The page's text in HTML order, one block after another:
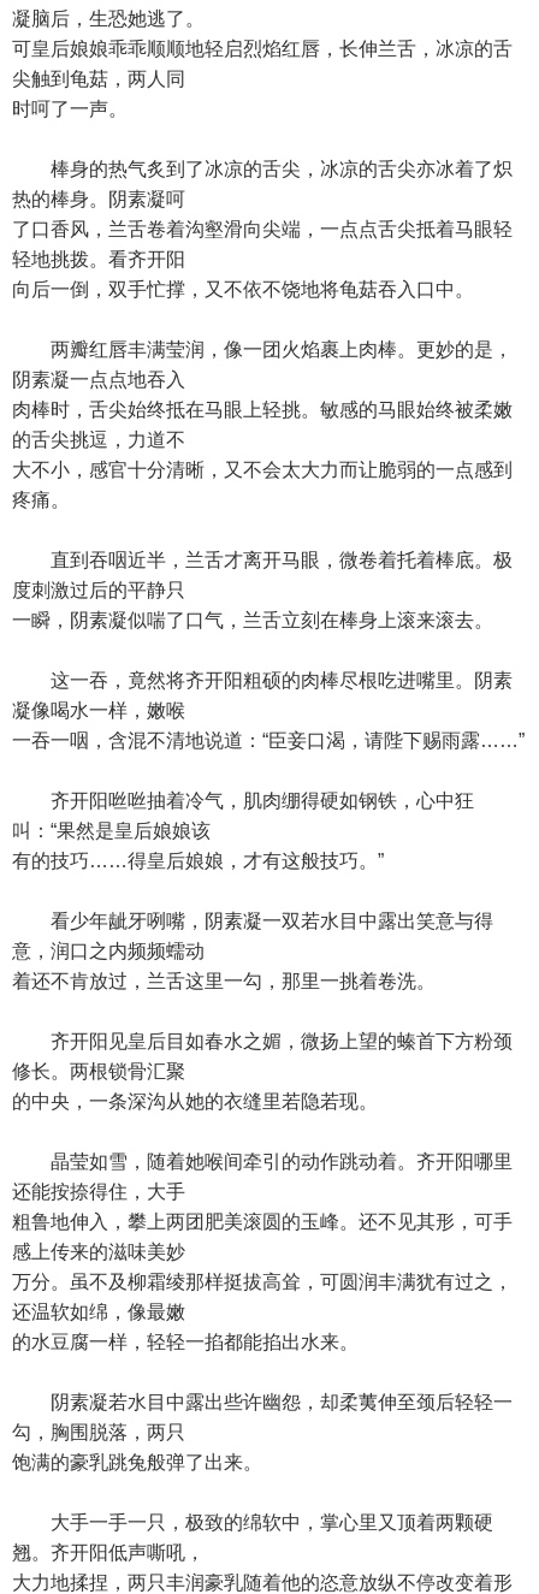
凝脑后，生恐她逃了。
可皇后娘娘乖乖顺顺地轻启烈焰红唇，长伸兰舌，冰凉的舌
尖触到龟菇，两人同
时呵了一声。
棒身的热气炙到了冰凉的舌尖，冰凉的舌尖亦冰着了炽
热的棒身。阴素凝呵
了口香风，兰舌卷着沟壑滑向尖端，一点点舌尖抵着马眼轻
轻地挑拨。看齐开阳
向后一倒，双手忙撑，又不依不饶地将龟菇吞入口中。
两瓣红唇丰满莹润，像一团火焰裹上肉棒。更妙的是，
阴素凝一点点地吞入
肉棒时，舌尖始终抵在马眼上轻挑。敏感的马眼始终被柔嫩
的舌尖挑逗，力道不
大不小，感官十分清晰，又不会太大力而让脆弱的一点感到
疼痛。
直到吞咽近半，兰舌才离开马眼，微卷着托着棒底。极
度刺激过后的平静只
一瞬，阴素凝似喘了口气，兰舌立刻在棒身上滚来滚去。
这一吞，竟然将齐开阳粗硕的肉棒尽根吃进嘴里。阴素
凝像喝水一样，嫩喉
一吞一咽，含混不清地说道：“臣妾口渴，请陛下赐雨露……”
齐开阳咝咝抽着冷气，肌肉绷得硬如钢铁，心中狂
叫：“果然是皇后娘娘该
有的技巧……得皇后娘娘，才有这般技巧。”
看少年龇牙咧嘴，阴素凝一双若水目中露出笑意与得
意，润口之内频频蠕动
着还不肯放过，兰舌这里一勾，那里一挑着卷洗。
齐开阳见皇后目如春水之媚，微扬上望的螓首下方粉颈
修长。两根锁骨汇聚
的中央，一条深沟从她的衣缝里若隐若现。
晶莹如雪，随着她喉间牵引的动作跳动着。齐开阳哪里
还能按捺得住，大手
粗鲁地伸入，攀上两团肥美滚圆的玉峰。还不见其形，可手
感上传来的滋味美妙
万分。虽不及柳霜绫那样挺拔高耸，可圆润丰满犹有过之，
还温软如绵，像最嫩
的水豆腐一样，轻轻一掐都能掐出水来。
阴素凝若水目中露出些许幽怨，却柔荑伸至颈后轻轻一
勾，胸围脱落，两只
饱满的豪乳跳兔般弹了出来。
大手一手一只，极致的绵软中，掌心里又顶着两颗硬
翘。齐开阳低声嘶吼，
大力地揉捏，两只丰润豪乳随着他的恣意放纵不停改变着形